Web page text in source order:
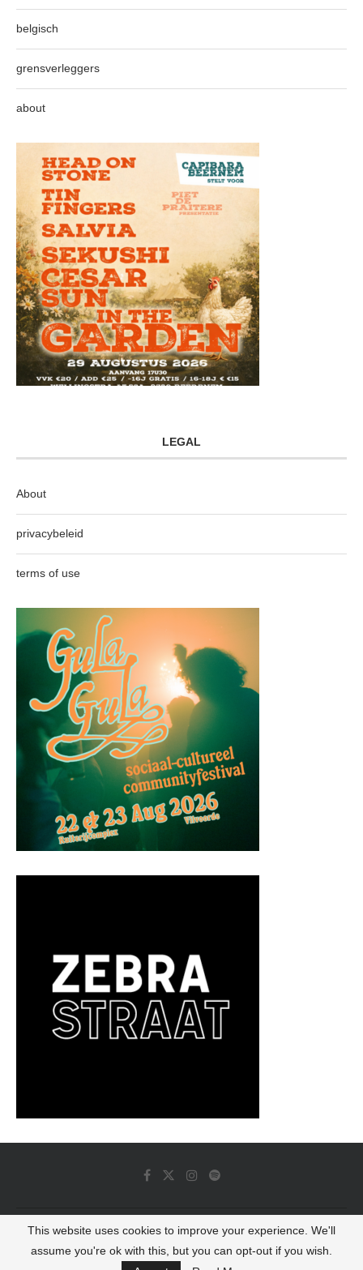
belgisch
grensverleggers
about
LEGAL
About
privacybeleid
terms of use
© 2022 - Luminous Dash All Rights Reserved
This website uses cookies to improve your experience. We'll
assume you're ok with this, but you can opt-out if you wish.